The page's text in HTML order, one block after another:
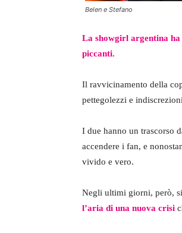
Belen e Stefano
La showgirl argentina ha
piccanti.
Il ravvicinamento della
pettegolezzi e
I due hanno un trascorso
accendere i fan, e
vivido e vero.
Negli ultimi giorni, però,
l’aria di una nuova crisi